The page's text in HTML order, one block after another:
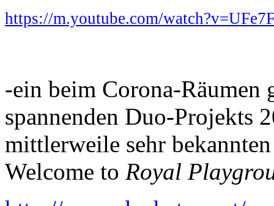
https://m.youtube.com/
-ein beim Corona-Räumen
spannenden Duo-Projekts
mittlerweile sehr
Welcome to Royal